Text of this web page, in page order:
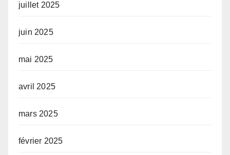
juillet 2025
juin 2025
mai 2025
avril 2025
mars 2025
février 2025